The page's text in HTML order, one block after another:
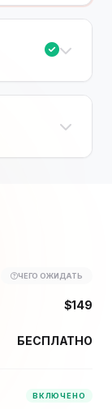
ЧЕГО ОЖИДАТЬ
$149
БЕСПЛАТНО
ВКЛЮЧЕНО